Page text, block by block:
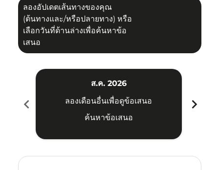
ลองอัปเดตเส้นทางของคุณ
(ต้นทางและ/หรือปลายทาง) หรือ
เลือกวันที่ด้านล่างเพื่อค้นหาข้อ
เสนอ
chevron_left
ส.ค. 2026
ลองเดือนอื่นเพื่อดูข้อเสนอ
ค้นหาข้อเสนอ
chevron_right